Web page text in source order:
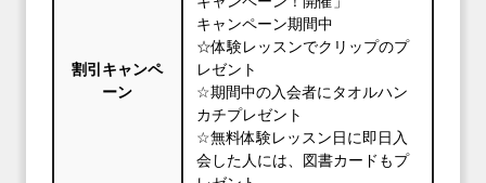
割引キャンペ
ーン
キャンペーン期間中
☆体験レッスンでクリップのプ
レゼント
☆期間中の入会者にタオルハン
カチプレゼント
☆無料体験レッスン日に即日入
会した人には、図書カードもプ